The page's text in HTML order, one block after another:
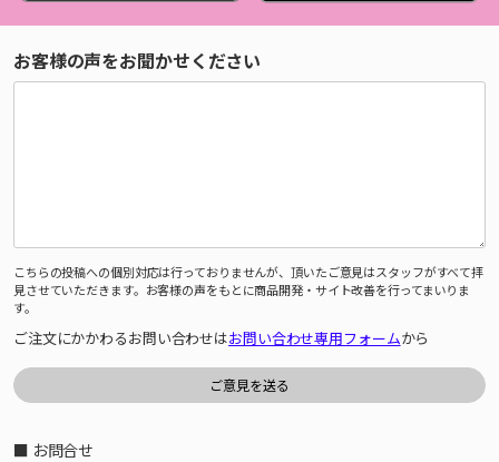
お客様の声をお聞かせください
こちらの投稿への個別対応は行っておりませんが、頂いたご意見はスタッフがすべて拝
見させていただきます。お客様の声をもとに商品開発・サイト改善を行ってまいりま
す。
ご注文にかかわるお問い合わせはお問い合わせ専用フォームから
■ お問合せ